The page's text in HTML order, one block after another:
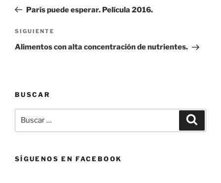
entradas
anterior:
París puede esperar. Película 2016.
Siguiente
entrada
SIGUIENTE
Alimentos con alta concentración de nutrientes.
BUSCAR
por:
SÍGUENOS EN FACEBOOK